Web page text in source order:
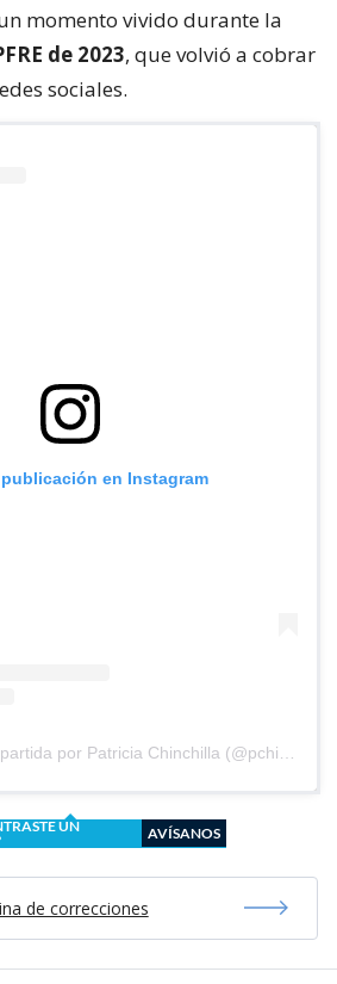
momento vivido durante la
de 2023, que volvió a cobrar
sociales.
publicación en Instagram
UN
AVÍSANOS
de correcciones